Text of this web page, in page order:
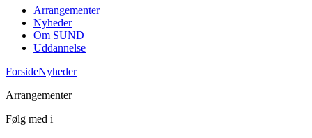
Arrangementer
Nyheder
Om SUND
Uddannelse
ForsideNyheder
Arrangementer
Følg med i